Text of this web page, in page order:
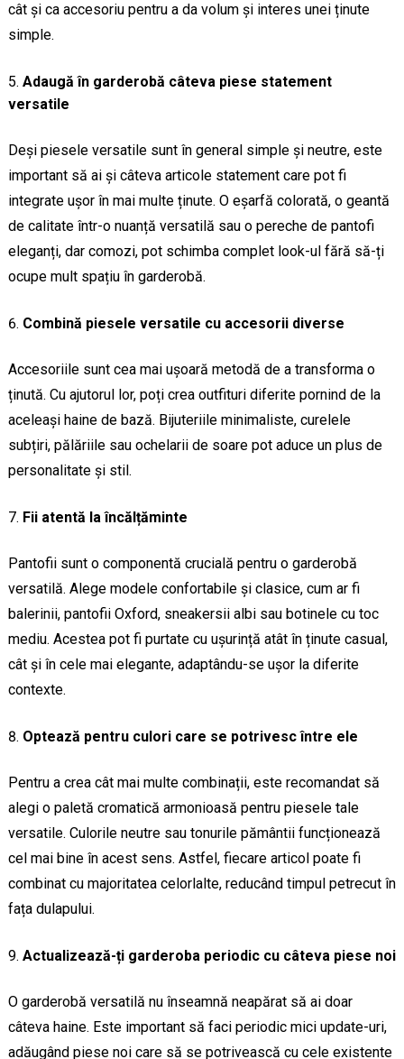
cât și ca accesoriu pentru a da volum și interes unei ținute
simple.
Adaugă în garderobă câteva piese statement
versatile
Deși piesele versatile sunt în general simple și neutre, este
important să ai și câteva articole statement care pot fi
integrate ușor în mai multe ținute. O eșarfă colorată, o geantă
de calitate într-o nuanță versatilă sau o pereche de pantofi
eleganți, dar comozi, pot schimba complet look-ul fără să-ți
ocupe mult spațiu în garderobă.
Combină piesele versatile cu accesorii diverse
Accesoriile sunt cea mai ușoară metodă de a transforma o
ținută. Cu ajutorul lor, poți crea outfituri diferite pornind de la
aceleași haine de bază. Bijuteriile minimaliste, curelele
subțiri, pălăriile sau ochelarii de soare pot aduce un plus de
personalitate și stil.
Fii atentă la încălțăminte
Pantofii sunt o componentă crucială pentru o garderobă
versatilă. Alege modele confortabile și clasice, cum ar fi
balerinii, pantofii Oxford, sneakersii albi sau botinele cu toc
mediu. Acestea pot fi purtate cu ușurință atât în ținute casual,
cât și în cele mai elegante, adaptându-se ușor la diferite
contexte.
Optează pentru culori care se potrivesc între ele
Pentru a crea cât mai multe combinații, este recomandat să
alegi o paletă cromatică armonioasă pentru piesele tale
versatile. Culorile neutre sau tonurile pământii funcționează
cel mai bine în acest sens. Astfel, fiecare articol poate fi
combinat cu majoritatea celorlalte, reducând timpul petrecut în
fața dulapului.
Actualizează-ți garderoba periodic cu câteva piese noi
O garderobă versatilă nu înseamnă neapărat să ai doar
câteva haine. Este important să faci periodic mici update-uri,
adăugând piese noi care să se potrivească cu cele existente